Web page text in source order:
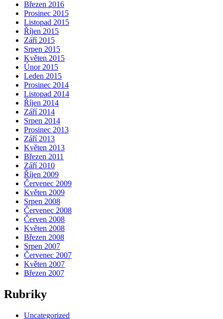
Březen 2016
Prosinec 2015
Listopad 2015
Říjen 2015
Září 2015
Srpen 2015
Květen 2015
Únor 2015
Leden 2015
Prosinec 2014
Listopad 2014
Říjen 2014
Září 2014
Srpen 2014
Prosinec 2013
Září 2013
Květen 2013
Březen 2011
Září 2010
Říjen 2009
Červenec 2009
Květen 2009
Srpen 2008
Červenec 2008
Červen 2008
Květen 2008
Březen 2008
Srpen 2007
Červenec 2007
Květen 2007
Březen 2007
Rubriky
Uncategorized